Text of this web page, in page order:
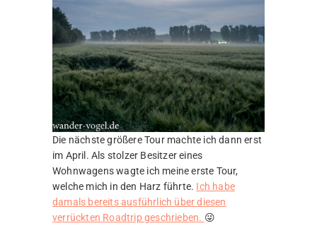
Die nächste größere Tour machte ich dann erst
im April. Als stolzer Besitzer eines
Wohnwagens wagte ich meine erste Tour,
welche mich in den Harz führte. Ich habe
damals bereits ausführlich über diesen
verrückten Roadtrip geschrieben. 😜